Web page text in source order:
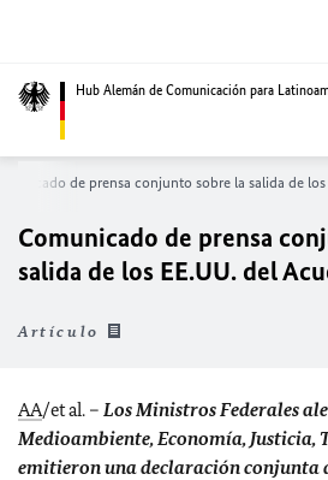
Hub Alemán de Comunicación para
de prensa conjunto sobre la salida de
Comunicado de prensa
salida de los EE.UU. del
Artículo
AA/et al. – Los Ministros Federales
Medioambiente, Economía,
emitieron una declaración conjunta